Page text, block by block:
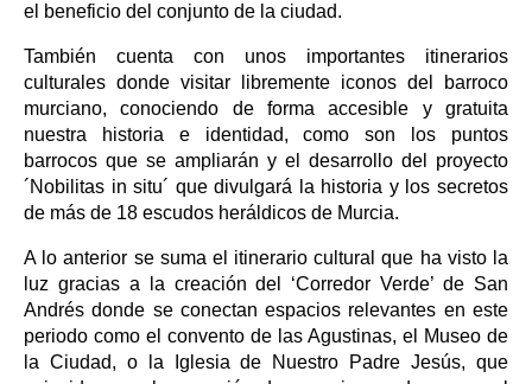
el beneficio del conjunto de la ciudad.
También cuenta con unos importantes itinerarios
culturales donde visitar libremente iconos del barroco
murciano, conociendo de forma accesible y gratuita
nuestra historia e identidad, como son los puntos
barrocos que se ampliarán y el desarrollo del proyecto
´Nobilitas in situ´ que divulgará la historia y los secretos
de más de 18 escudos heráldicos de Murcia.
A lo anterior se suma el itinerario cultural que ha visto la
luz gracias a la creación del ‘Corredor Verde’ de San
Andrés donde se conectan espacios relevantes en este
periodo como el convento de las Agustinas, el Museo de
la Ciudad, o la Iglesia de Nuestro Padre Jesús, que